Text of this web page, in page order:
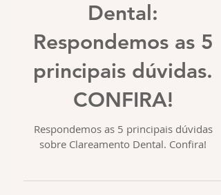
Dental:
Respondemos as 5
principais dúvidas.
CONFIRA!
Respondemos as 5 principais dúvidas
sobre Clareamento Dental. Confira!